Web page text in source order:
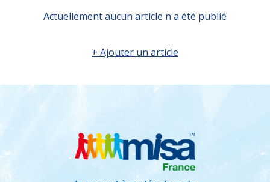
Actuellement aucun article n'a été publié
+ Ajouter un article